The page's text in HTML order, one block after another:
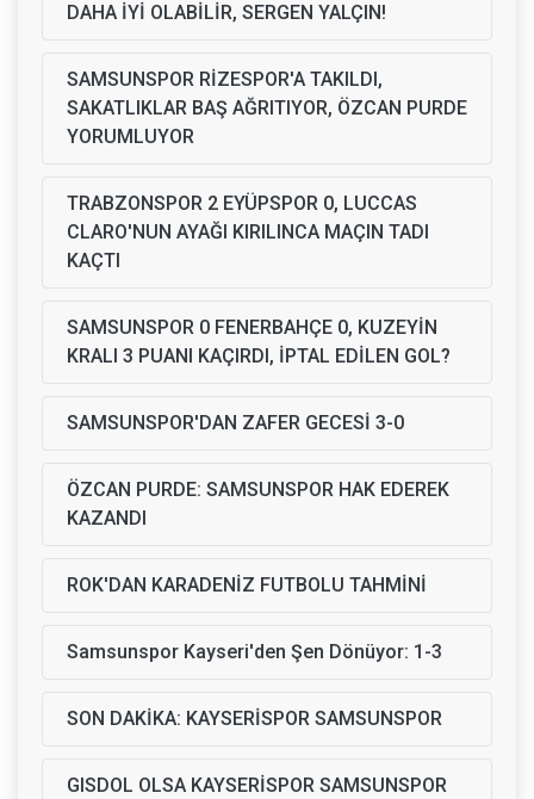
DAHA İYİ OLABİLİR, SERGEN YALÇIN!
SAMSUNSPOR RİZESPOR'A TAKILDI,
SAKATLIKLAR BAŞ AĞRITIYOR, ÖZCAN PURDE
YORUMLUYOR
TRABZONSPOR 2 EYÜPSPOR 0, LUCCAS
CLARO'NUN AYAĞI KIRILINCA MAÇIN TADI
KAÇTI
SAMSUNSPOR 0 FENERBAHÇE 0, KUZEYİN
KRALI 3 PUANI KAÇIRDI, İPTAL EDİLEN GOL?
SAMSUNSPOR'DAN ZAFER GECESİ 3-0
ÖZCAN PURDE: SAMSUNSPOR HAK EDEREK
KAZANDI
ROK'DAN KARADENİZ FUTBOLU TAHMİNİ
Samsunspor Kayseri'den Şen Dönüyor: 1-3
SON DAKİKA: KAYSERİSPOR SAMSUNSPOR
GISDOL OLSA KAYSERİSPOR SAMSUNSPOR